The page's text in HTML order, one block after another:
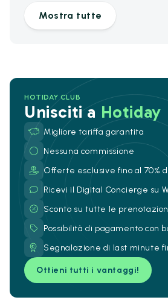
Mostra tutte
HOTIDAY CLUB
Unisciti a Hotiday
Migliore tariffa garantita
Nessuna commissione
Offerte esclusive fino al 70%
Ricevi il Digital Concierge su
Sconto su tutte le
Possibilità di pagamento con
Segnalazione di last minute
Ottieni tutti i vantaggi!